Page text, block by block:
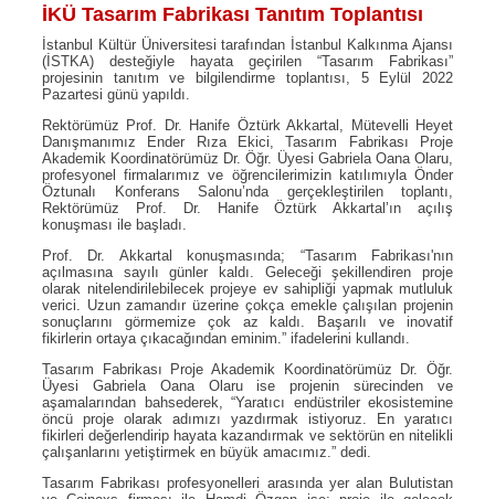
İKÜ Tasarım Fabrikası Tanıtım Toplantısı
İstanbul Kültür Üniversitesi tarafından İstanbul Kalkınma Ajansı
(İSTKA) desteğiyle hayata geçirilen “Tasarım Fabrikası”
projesinin tanıtım ve bilgilendirme toplantısı, 5 Eylül 2022
Pazartesi günü yapıldı.
Rektörümüz Prof. Dr. Hanife Öztürk Akkartal, Mütevelli Heyet
Danışmanımız Ender Rıza Ekici, Tasarım Fabrikası Proje
Akademik Koordinatörümüz Dr. Öğr. Üyesi Gabriela Oana Olaru,
profesyonel firmalarımız ve öğrencilerimizin katılımıyla Önder
Öztunalı Konferans Salonu’nda gerçekleştirilen toplantı,
Rektörümüz Prof. Dr. Hanife Öztürk Akkartal’ın açılış
konuşması ile başladı.
Prof. Dr. Akkartal konuşmasında; “Tasarım Fabrikası'nın
açılmasına sayılı günler kaldı. Geleceği şekillendiren proje
olarak nitelendirilebilecek projeye ev sahipliği yapmak mutluluk
verici. Uzun zamandır üzerine çokça emekle çalışılan projenin
sonuçlarını görmemize çok az kaldı. Başarılı ve inovatif
fikirlerin ortaya çıkacağından eminim.” ifadelerini kullandı.
Tasarım Fabrikası Proje Akademik Koordinatörümüz Dr. Öğr.
Üyesi Gabriela Oana Olaru ise projenin sürecinden ve
aşamalarından bahsederek, “Yaratıcı endüstriler ekosistemine
öncü proje olarak adımızı yazdırmak istiyoruz. En yaratıcı
fikirleri değerlendirip hayata kazandırmak ve sektörün en nitelikli
çalışanlarını yetiştirmek en büyük amacımız.” dedi.
Tasarım Fabrikası profesyonelleri arasında yer alan Bulutistan